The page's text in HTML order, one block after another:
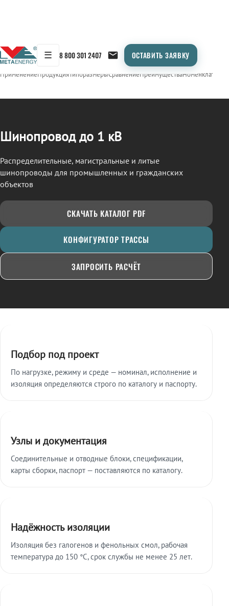
☰ 8 800 301 2407 ОСТАВИТЬ ЗАЯВКУ
← Продукция/ШИНОПРОВОД
ПрименениеПродукцияТипоразмерыСравнениеПреимуществаНоменклатура
Шинопровод до 1 кВ
Распределительные, магистральные и литые
шинопроводы для промышленных и гражданских
объектов
СКАЧАТЬ КАТАЛОГ PDF
КОНФИГУРАТОР ТРАССЫ
ЗАПРОСИТЬ РАСЧЁТ
Подбор под проект
По нагрузке, режиму и среде — номинал, исполнение и
изоляция определяются строго по каталогу и паспорту.
Узлы и документация
Соединительные и отводные блоки, спецификации,
карты сборки, паспорт — поставляются по каталогу.
Надёжность изоляции
Изоляция без галогенов и фенольных смол, рабочая
температура до 150 °C, срок службы не менее 25 лет.